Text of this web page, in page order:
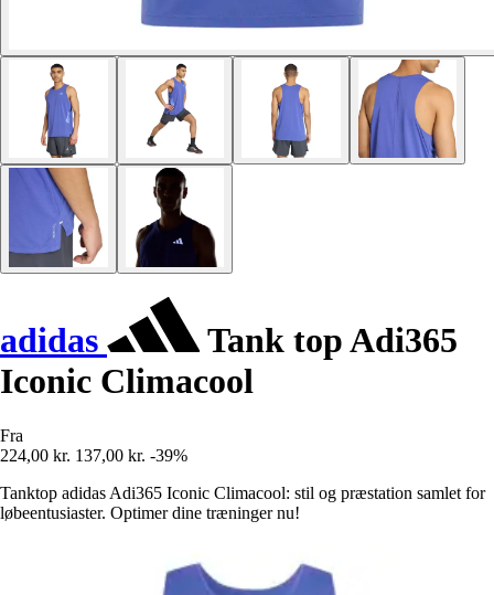
adidas
Tank top Adi365
Iconic Climacool
Fra
224,00 kr. 137,00 kr. -39%
Tanktop adidas Adi365 Iconic Climacool: stil og præstation samlet for
løbeentusiaster. Optimer dine træninger nu!